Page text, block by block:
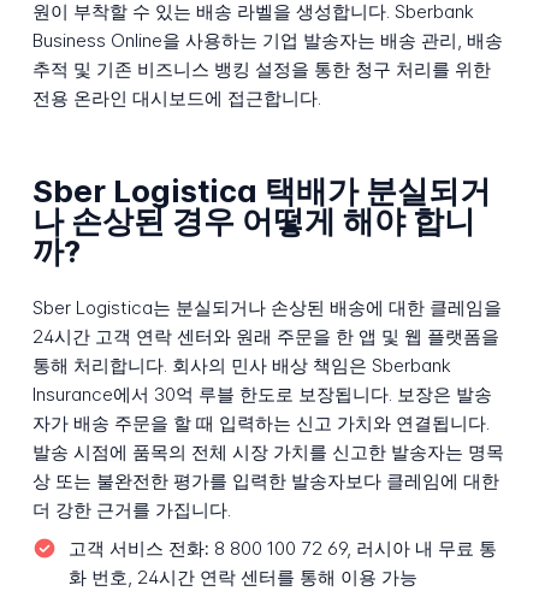
원이 부착할 수 있는 배송 라벨을 생성합니다. Sberbank
Business Online을 사용하는 기업 발송자는 배송 관리, 배송
추적 및 기존 비즈니스 뱅킹 설정을 통한 청구 처리를 위한
전용 온라인 대시보드에 접근합니다.
Sber Logistica 택배가 분실되거
나 손상된 경우 어떻게 해야 합니
까?
Sber Logistica는 분실되거나 손상된 배송에 대한 클레임을
24시간 고객 연락 센터와 원래 주문을 한 앱 및 웹 플랫폼을
통해 처리합니다. 회사의 민사 배상 책임은 Sberbank
Insurance에서 30억 루블 한도로 보장됩니다. 보장은 발송
자가 배송 주문을 할 때 입력하는 신고 가치와 연결됩니다.
발송 시점에 품목의 전체 시장 가치를 신고한 발송자는 명목
상 또는 불완전한 평가를 입력한 발송자보다 클레임에 대한
더 강한 근거를 가집니다.
고객 서비스 전화: 8 800 100 72 69, 러시아 내 무료 통
화 번호, 24시간 연락 센터를 통해 이용 가능